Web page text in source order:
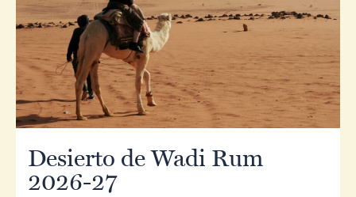
Desierto de Wadi Rum
2026-27